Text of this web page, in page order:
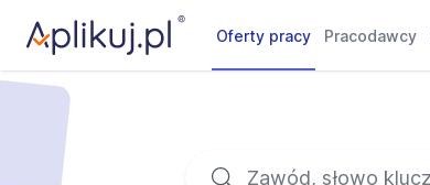
Oferty pracy Pracodawcy